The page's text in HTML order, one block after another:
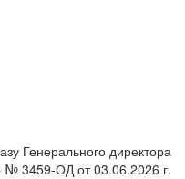
Генерального директора
3459-ОД от 03.06.2026 г.